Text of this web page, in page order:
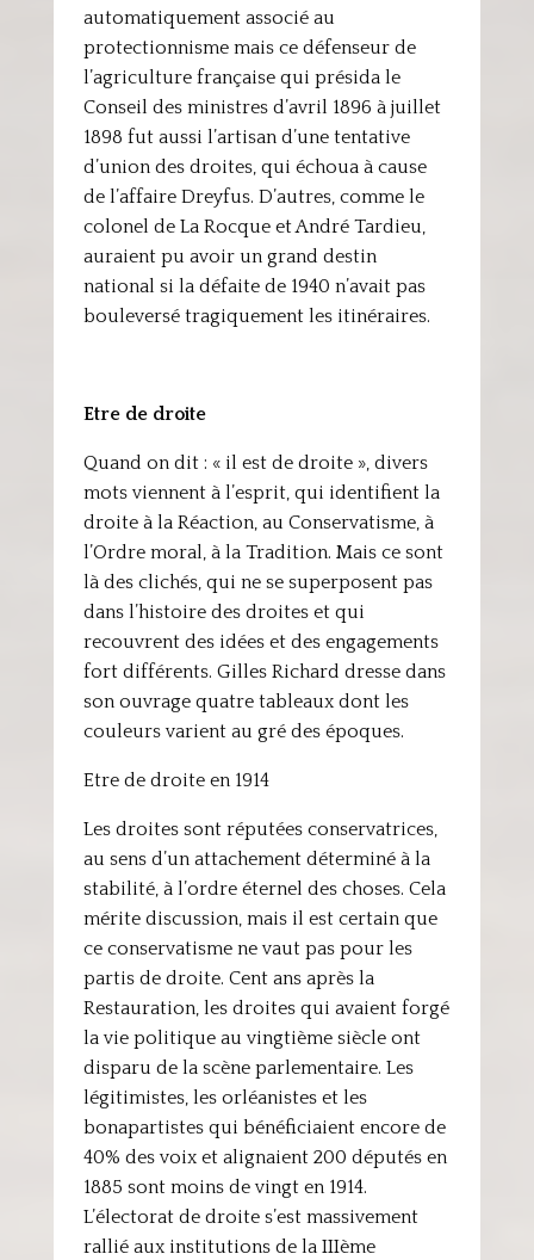
automatiquement associé au
protectionnisme mais ce défenseur de
l’agriculture française qui présida le
Conseil des ministres d’avril 1896 à juillet
1898 fut aussi l’artisan d’une tentative
d’union des droites, qui échoua à cause
de l’affaire Dreyfus. D’autres, comme le
colonel de La Rocque et André Tardieu,
auraient pu avoir un grand destin
national si la défaite de 1940 n’avait pas
bouleversé tragiquement les itinéraires.
Etre de droite
Quand on dit : « il est de droite », divers
mots viennent à l’esprit, qui identifient la
droite à la Réaction, au Conservatisme, à
l’Ordre moral, à la Tradition. Mais ce sont
là des clichés, qui ne se superposent pas
dans l’histoire des droites et qui
recouvrent des idées et des engagements
fort différents. Gilles Richard dresse dans
son ouvrage quatre tableaux dont les
couleurs varient au gré des époques.
Etre de droite en 1914
Les droites sont réputées conservatrices,
au sens d’un attachement déterminé à la
stabilité, à l’ordre éternel des choses. Cela
mérite discussion, mais il est certain que
ce conservatisme ne vaut pas pour les
partis de droite. Cent ans après la
Restauration, les droites qui avaient forgé
la vie politique au vingtième siècle ont
disparu de la scène parlementaire. Les
légitimistes, les orléanistes et les
bonapartistes qui bénéficiaient encore de
40% des voix et alignaient 200 députés en
1885 sont moins de vingt en 1914.
L’électorat de droite s’est massivement
rallié aux institutions de la IIIème